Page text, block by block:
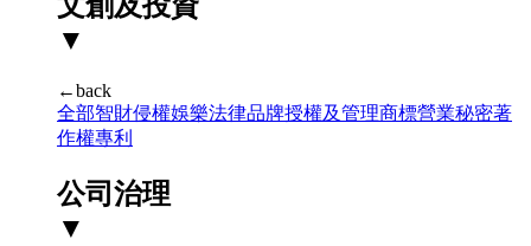
▼
←back
全部智財侵權娛樂法律品牌授權及管理商標營業秘密著
作權專利
公司治理
▼